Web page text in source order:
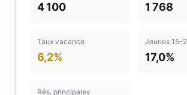
4 100 1 768
Taux vacance
6,2%
Jeunes 15-
17,0%
Rés. principales